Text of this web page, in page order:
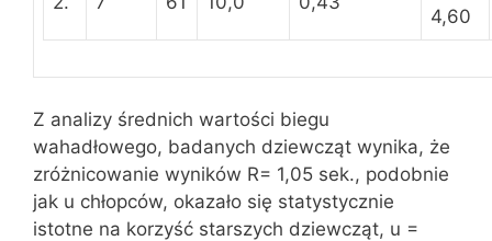
4,60
Z analizy średnich wartości biegu
wahadłowego, badanych dziewcząt wynika, że
zróżnicowanie wyników R= 1,05 sek., podobnie
jak u chłopców, okazało się statystycznie
istotne na korzyść starszych dziewcząt, u =